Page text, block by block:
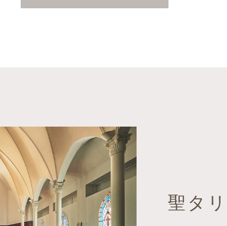
聖タ